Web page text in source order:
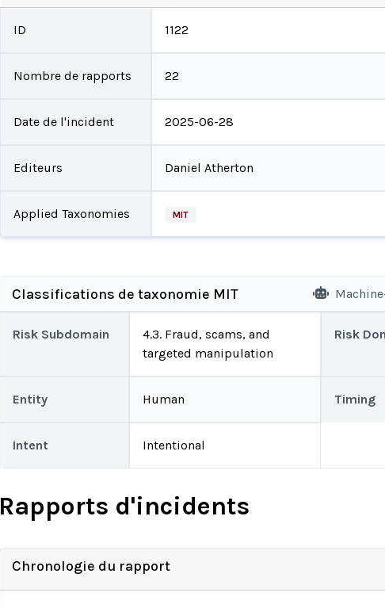
ID 1122
Nombre de rapports 22
Date de l'incident 2025-06-28
Editeurs Daniel Atherton
Applied Taxonomies MIT
Classifications de taxonomie MIT
Risk Subdomain
4.3. Fraud, scams, and
targeted manipulation
Risk
Entity Human Timing
Intent Intentional
Rapports d'incidents
Chronologie du rapport